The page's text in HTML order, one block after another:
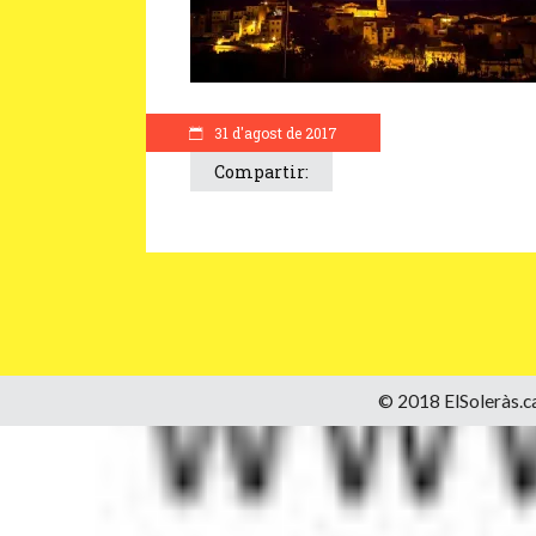
31 d'agost de 2017
Compartir:
© 2018